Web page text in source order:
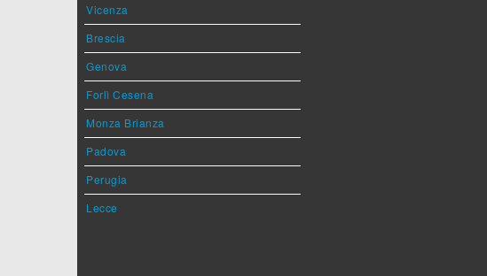
Vicenza
Brescia
Genova
Forlì Cesena
Monza Brianza
Padova
Perugia
Lecce